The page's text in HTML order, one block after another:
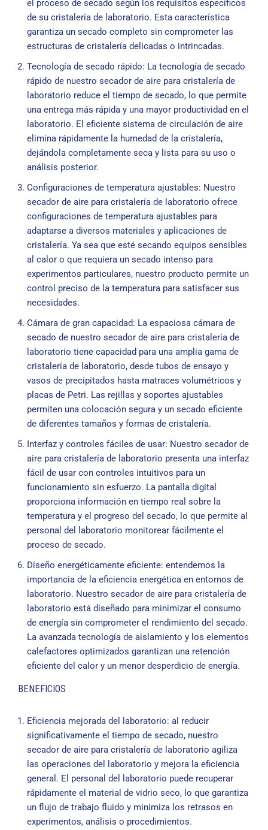
el proceso de secado según los requisitos específicos
de su cristalería de laboratorio. Esta característica
garantiza un secado completo sin comprometer las
estructuras de cristalería delicadas o intrincadas.
Tecnología de secado rápido: La tecnología de secado
rápido de nuestro secador de aire para cristalería de
laboratorio reduce el tiempo de secado, lo que permite
una entrega más rápida y una mayor productividad en el
laboratorio. El eficiente sistema de circulación de aire
elimina rápidamente la humedad de la cristalería,
dejándola completamente seca y lista para su uso o
análisis posterior.
Configuraciones de temperatura ajustables: Nuestro
secador de aire para cristalería de laboratorio ofrece
configuraciones de temperatura ajustables para
adaptarse a diversos materiales y aplicaciones de
cristalería. Ya sea que esté secando equipos sensibles
al calor o que requiera un secado intenso para
experimentos particulares, nuestro producto permite un
control preciso de la temperatura para satisfacer sus
necesidades.
Cámara de gran capacidad: La espaciosa cámara de
secado de nuestro secador de aire para cristalería de
laboratorio tiene capacidad para una amplia gama de
cristalería de laboratorio, desde tubos de ensayo y
vasos de precipitados hasta matraces volumétricos y
placas de Petri. Las rejillas y soportes ajustables
permiten una colocación segura y un secado eficiente
de diferentes tamaños y formas de cristalería.
Interfaz y controles fáciles de usar: Nuestro secador de
aire para cristalería de laboratorio presenta una interfaz
fácil de usar con controles intuitivos para un
funcionamiento sin esfuerzo. La pantalla digital
proporciona información en tiempo real sobre la
temperatura y el progreso del secado, lo que permite al
personal del laboratorio monitorear fácilmente el
proceso de secado.
Diseño energéticamente eficiente: entendemos la
importancia de la eficiencia energética en entornos de
laboratorio. Nuestro secador de aire para cristalería de
laboratorio está diseñado para minimizar el consumo
de energía sin comprometer el rendimiento del secado.
La avanzada tecnología de aislamiento y los elementos
calefactores optimizados garantizan una retención
eficiente del calor y un menor desperdicio de energía.
BENEFICIOS
Eficiencia mejorada del laboratorio: al reducir
significativamente el tiempo de secado, nuestro
secador de aire para cristalería de laboratorio agiliza
las operaciones del laboratorio y mejora la eficiencia
general. El personal del laboratorio puede recuperar
rápidamente el material de vidrio seco, lo que garantiza
un flujo de trabajo fluido y minimiza los retrasos en
experimentos, análisis o procedimientos.